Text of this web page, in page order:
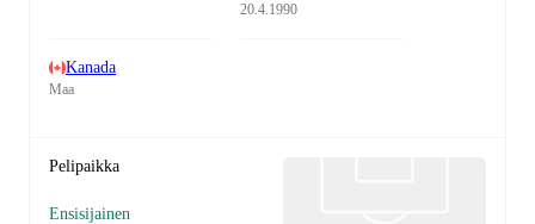
20.4.1990
Kanada
Maa
Pelipaikka
Ensisijainen